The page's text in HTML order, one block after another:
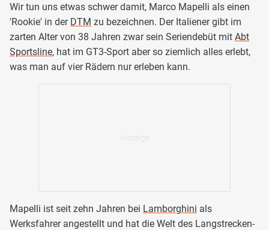
Wir tun uns etwas schwer damit, Marco Mapelli als einen
'Rookie' in der DTM zu bezeichnen. Der Italiener gibt im
zarten Alter von 38 Jahren zwar sein Seriendebüt mit Abt
Sportsline, hat im GT3-Sport aber so ziemlich alles erlebt,
was man auf vier Rädern nur erleben kann.
Mapelli ist seit zehn Jahren bei Lamborghini als
Werksfahrer angestellt und hat die Welt des Langstrecken-